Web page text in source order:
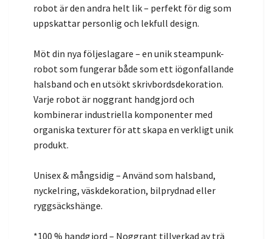
robot är den andra helt lik – perfekt för dig som
uppskattar personlig och lekfull design.
Möt din nya följeslagare – en unik steampunk-
robot som fungerar både som ett iögonfallande
halsband och en utsökt skrivbordsdekoration.
Varje robot är noggrant handgjord och
kombinerar industriella komponenter med
organiska texturer för att skapa en verkligt unik
produkt.
Unisex & mångsidig – Använd som halsband,
nyckelring, väskdekoration, bilprydnad eller
ryggsäckshänge.
*100 % handgjord – Noggrant tillverkad av trä